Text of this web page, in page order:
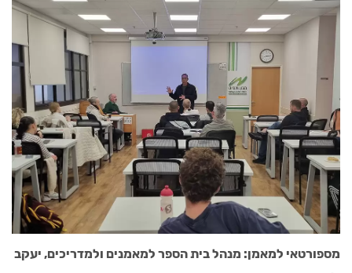
מספורטאי למאמן: מנהל בית הספר למאמנים ולמדריכים, יעקב